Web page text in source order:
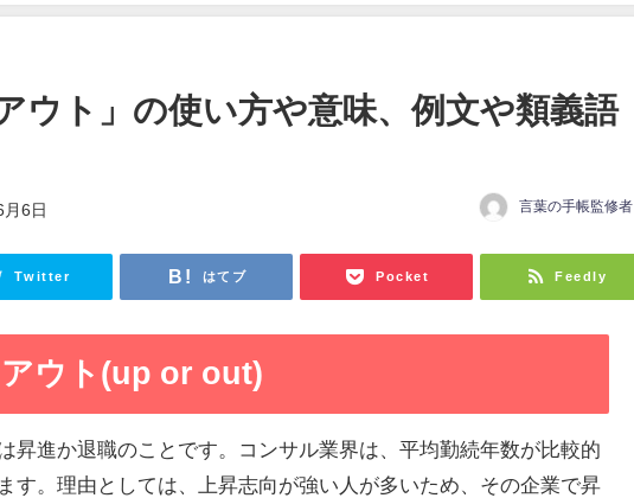
ウト」の使い方や意味、例文や類義語
6日 言葉の手帳監修者
Twitter はてブ Pocket Feedly
ウト(up or out)
昇進か退職のことです。コンサル業界は、平均勤続年数が比較的
す。理由としては、上昇志向が強い人が多いため、その企業で昇